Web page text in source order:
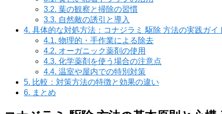
3.2. 葉の観察と掃除の習慣
3.3. 自然敵の誘引と導入
4. 具体的な対処方法：コナジラミ 駆除 方法の実践ガイ
4.1. 物理的・手作業による除去
4.2. オーガニック薬剤の使用
4.3. 化学薬剤を使う場合の注意点
4.4. 温室や屋内での特別対策
5. 比較：対策方法の特徴と効果の違い
6. まとめ